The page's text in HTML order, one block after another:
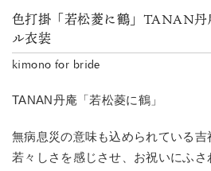
色打掛「若松菱に鶴」TANAN
ル衣装
kimono for bride
TANAN丹庵「若松菱に鶴」
無病息災の意味も込められている吉
若々しさを感じさせ、お祝いにふさ